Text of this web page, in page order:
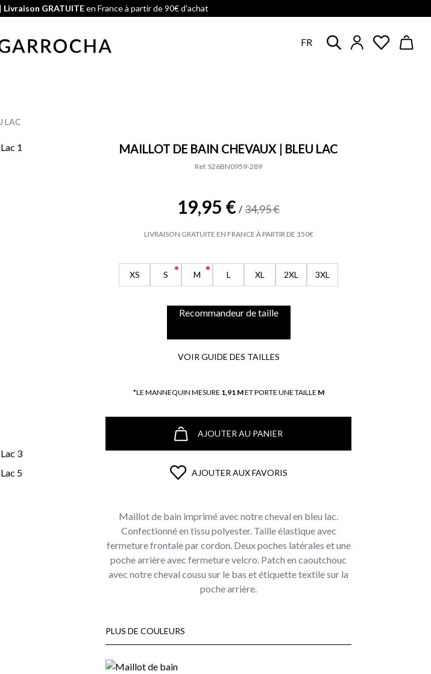
Livraison GRATUITEen France à partir de 90€ d'achat
FR
LAC
MAILLOT DE BAIN CHEVAUX | BLEU LAC
Ref. S26BN0959-289
19,95 € / 34,95 €
LIVRAISON GRATUITE EN FRANCE À PARTIR DE 150€
XS S M L XL 2XL 3XL
Recommandeur de taille
VOIR GUIDE DES TAILLES
*LE MANNEQUIN MESURE 1,91 MET PORTE UNE TAILLE M
AJOUTER AU PANIER
AJOUTER AUX FAVORIS
Maillot de bain imprimé avec notre cheval en bleu lac.
Confectionné en tissu polyester. Taille élastique avec
fermeture frontale par cordon. Deux poches latérales et une
poche arrière avec fermeture velcro. Patch en caoutchouc
avec notre cheval cousu sur le bas et étiquette textile sur la
poche arrière.
PLUS DE COULEURS